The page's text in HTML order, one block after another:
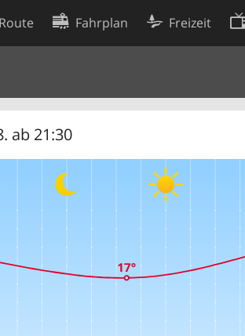
Fahrplan Freizeit
ab 21:30
Cookie-Einstellungen